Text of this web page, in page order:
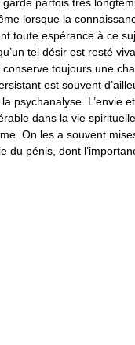
lorsque la
toute espérance à ce
tel désir est resté
conserve toujours une
est souvent
psychanalyse. L’envie
dans la vie
On les a souvent
du pénis, dont